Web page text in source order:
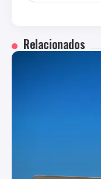
Relacionados